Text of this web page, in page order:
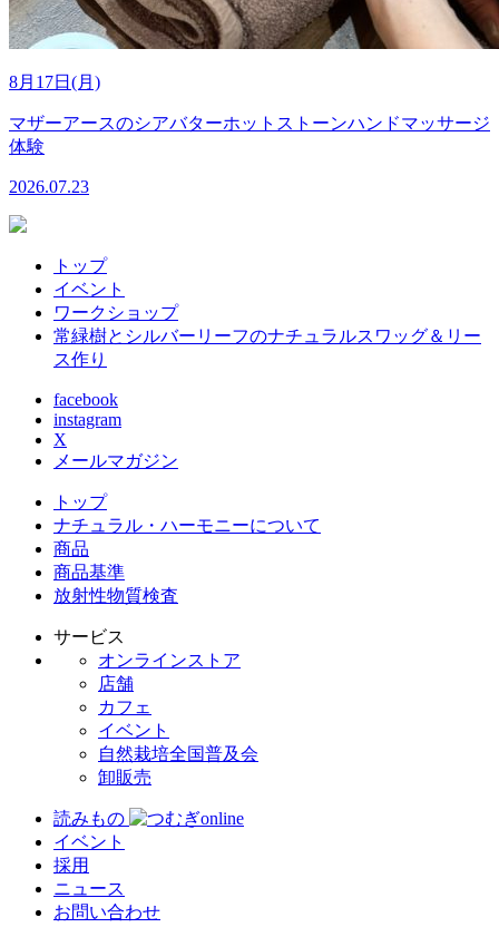
8月17日(月)
マザーアースのシアバターホットストーンハンドマッサージ
体験
2026.07.23
トップ
イベント
ワークショップ
常緑樹とシルバーリーフのナチュラルスワッグ＆リー
ス作り
facebook
instagram
X
メールマガジン
トップ
ナチュラル・ハーモニーについて
商品
商品基準
放射性物質検査
サービス
オンラインストア
店舗
カフェ
イベント
自然栽培全国普及会
卸販売
読みもの
イベント
採用
ニュース
お問い合わせ